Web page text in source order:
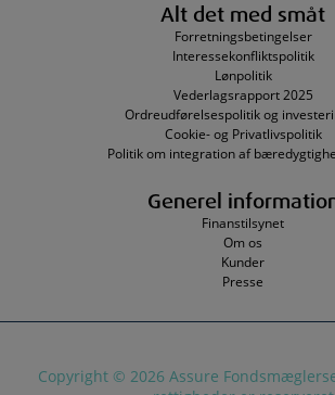
Alt det med småt
Forretningsbetingelser
Interessekonfliktspolitik
Lønpolitik
Vederlagsrapport 2025
Ordreudførelsespolitik og
Cookie- og Privatlivspolitik
Politik om integration af
Generel
Finanstilsynet
Om os
Kunder
Presse
Copyright © 2026 Assure